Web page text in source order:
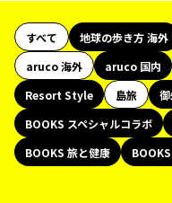
すべて 地球の歩き方 海外
aruco 海外
aruco 国内
Resort Style
島旅
BOOKS スペシャルコラボ
BOOKS 旅と健康